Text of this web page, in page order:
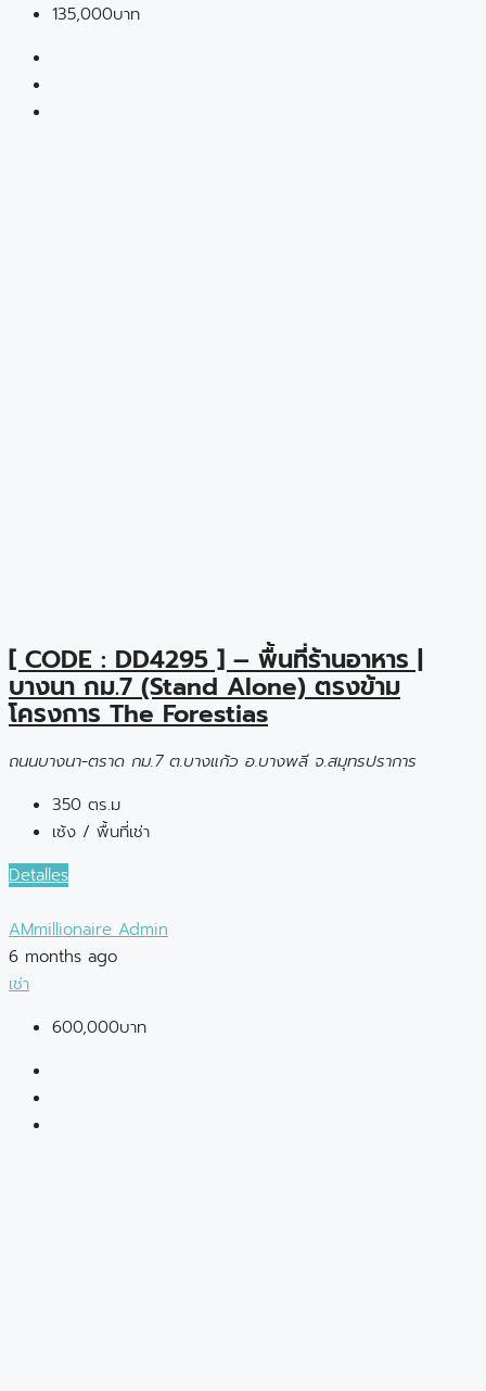
135,000บาท
[ CODE : DD4295 ] – พื้นที่ร้านอาหาร |
บางนา กม.7 (Stand Alone) ตรงข้าม
โครงการ The Forestias
ถนนบางนา-ตราด กม.7 ต.บางแก้ว อ.บางพลี จ.สมุทรปราการ
350 ตร.ม
เซ้ง / พื้นที่เช่า
Detalles
AMmillionaire Admin
6 months ago
เช่า
600,000บาท